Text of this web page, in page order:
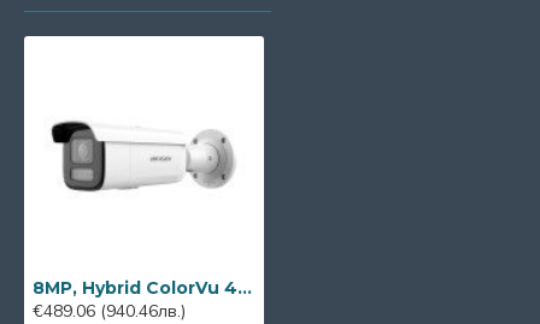
8MP, Hybrid ColorVu 4K HD IP камера Hikvision DS-2CD2683G2-LIZS2U, 2.8-12mm VF, IR 80m
€489.06 (940.46лв.)